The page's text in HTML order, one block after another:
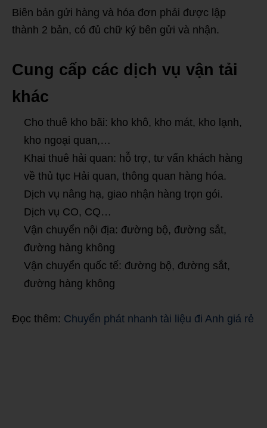
Biên bản gửi hàng và hóa đơn phải được lập
thành 2 bản, có đủ chữ ký bên gửi và nhận.
Cung cấp các dịch vụ vận tải
khác
Cho thuê kho bãi: kho khô, kho mát, kho lạnh,
kho ngoại quan,…
Khai thuê hải quan: hỗ trợ, tư vấn khách hàng
về thủ tục Hải quan, thông quan hàng hóa.
Dịch vụ nâng hạ, giao nhận hàng trọn gói.
Dịch vụ CO, CQ…
Vận chuyển nội địa: đường bộ, đường sắt,
đường hàng không
Vận chuyển quốc tế: đường bộ, đường sắt,
đường hàng không
Đọc thêm: Chuyển phát nhanh tài liệu đi Anh giá rẻ